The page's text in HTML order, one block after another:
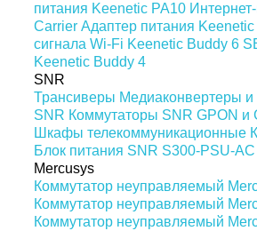
питания Keenetic PA10
Carrier Адаптер питания
сигнала Wi-Fi Keenetic Buddy 6
Keenetic Buddy 4
SNR
Трансиверы Медиаконвертеры и
SNR Коммутаторы SNR GPON и
Шкафы телекоммуникационные
Блок питания SNR S300-PSU-AC
Mercusys
Коммутатор неуправляемый
Коммутатор неуправляемый
Коммутатор неуправляемый